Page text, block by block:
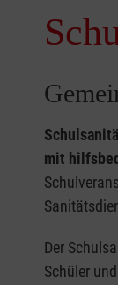
mit
Der
Schüler